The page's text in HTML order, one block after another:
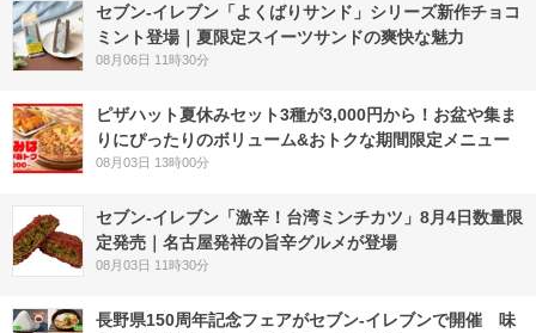
セブン‐イレブン「よくばりサンド」シリーズ新作チョコ
ミント登場｜夏限定スイーツサンドの爽快な魅力
08月06日 11時30分
ピザハット夏休みセット3種が3,000円から！お盆や集ま
りにぴったりのボリューム&おトクな期間限定メニュー
08月03日 13時00分
セブン-イレブン「激辛！台湾ミンチカツ」8月4日数量限
定発売｜名古屋発祥の旨辛グルメが登場
08月03日 11時30分
長野県150周年記念フェアがセブン-イレブンで開催 味